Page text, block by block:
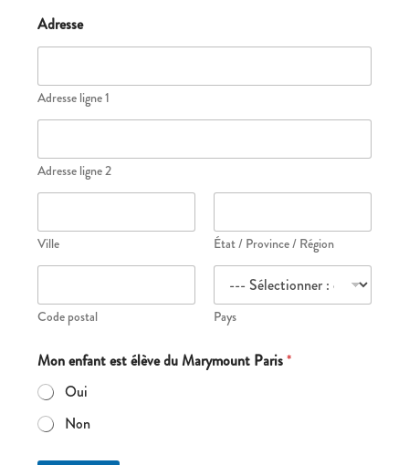
Adresse
Adresse ligne 1
Adresse ligne 2
Ville État / Province / Région
Code postal Pays
n
f
o
r
m
Mon enfant est élève du Marymount Paris*
Oui
Non